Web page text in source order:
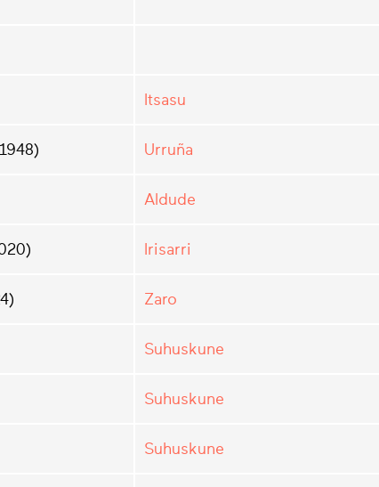
Itsasu
Urruña
Aldude
Irisarri
Zaro
Suhuskune
Suhuskune
Suhuskune